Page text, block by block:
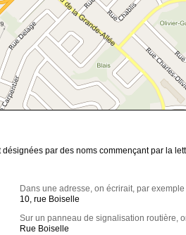
par des noms commençant par la
Dans une adresse, on écrirait, par exemple
10, rue Boiselle
Sur un panneau de signalisation routière,
Rue Boiselle